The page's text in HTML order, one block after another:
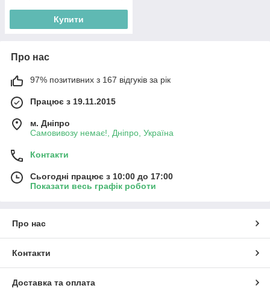
Купити
Про нас
97% позитивних з 167 відгуків за рік
Працює з 19.11.2015
м. Дніпро
Самовивозу немає!, Дніпро, Україна
Контакти
Сьогодні працює з 10:00 до 17:00
Показати весь графік роботи
Про нас
Контакти
Доставка та оплата